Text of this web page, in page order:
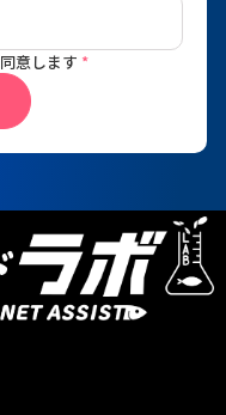
意します *